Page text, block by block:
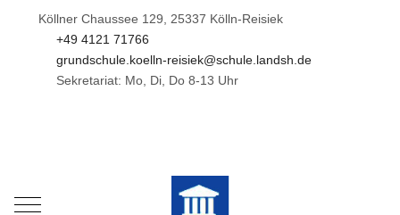
Köllner Chaussee 129, 25337 Kölln-Reisiek
+49 4121 71766
grundschule.koelln-reisiek@schule.landsh.de
Sekretariat: Mo, Di, Do 8-13 Uhr
Mobile Menu Toggle